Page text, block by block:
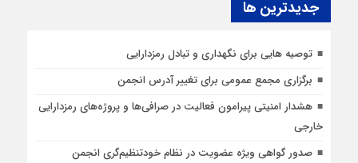
جديدترين ها
توصیه هایی برای نگهداری و تبادل رمزدارایی
برگزاری مجمع عمومی برای تغییر آدرس انجمن
هشدار امنیتی پیرامون فعالیت در صرافی‌ها و پروژه‌های رمزدارایی
خارجی
صدور گواهی ویژه عضویت در نظام خودتنظیم‌گری انجمن